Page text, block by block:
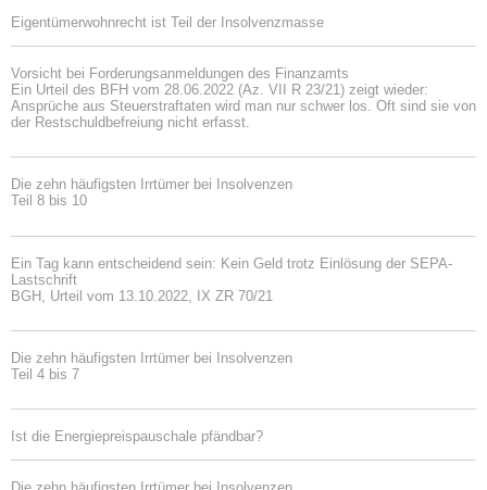
Eigentümerwohnrecht ist Teil der Insolvenzmasse
Vorsicht bei Forderungsanmeldungen des Finanzamts
Ein Urteil des BFH vom 28.06.2022 (Az. VII R 23/21) zeigt wieder:
Ansprüche aus Steuerstraftaten wird man nur schwer los. Oft sind sie von
der Restschuldbefreiung nicht erfasst.
Die zehn häufigsten Irrtümer bei Insolvenzen
Teil 8 bis 10
Ein Tag kann entscheidend sein: Kein Geld trotz Einlösung der SEPA-
Lastschrift
BGH, Urteil vom 13.10.2022, IX ZR 70/21
Die zehn häufigsten Irrtümer bei Insolvenzen
Teil 4 bis 7
Ist die Energiepreispauschale pfändbar?